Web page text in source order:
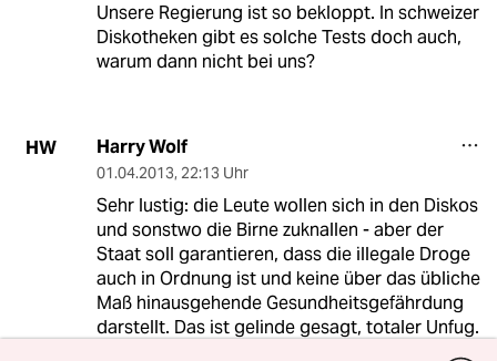
Unsere Regierung ist so bekloppt. In schweizer
Diskotheken gibt es solche Tests doch auch,
warum dann nicht bei uns?
HW Harry Wolf
01.04.2013, 22:13 Uhr
Sehr lustig: die Leute wollen sich in den Diskos
und sonstwo die Birne zuknallen - aber der
Staat soll garantieren, dass die illegale Droge
auch in Ordnung ist und keine über das übliche
Maß hinausgehende Gesundheitsgefährdung
darstellt. Das ist gelinde gesagt, totaler Unfug.